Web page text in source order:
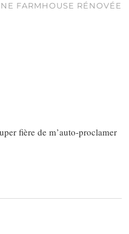
FARMHOUSE RÉNOVÉE
fière de m’auto-proclamer